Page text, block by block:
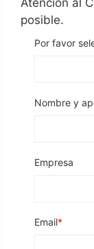
Atención al
posible.
Por favor
Nombre y
Empresa
Email